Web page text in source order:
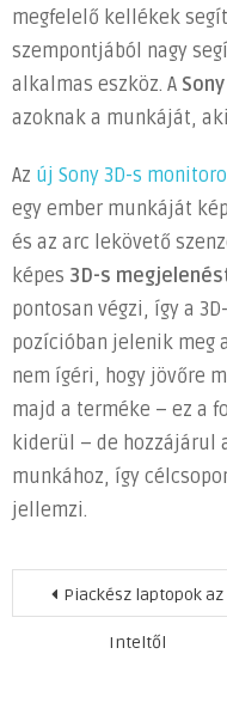
a
Sony
kínálatában
megfelelő kellékek
szempontjából nagy
alkalmas eszköz. A Sony
azoknak a munkáját,
Az új Sony 3D-s
egy ember munkáját
és az arc lekövető
képes 3D-s
pontosan végzi, így a
pozícióban jelenik meg
nem ígéri, hogy jövőre
majd a terméke – ez a
kiderül – de hozzájárul
munkához, így
jellemzi.
Bejegyzés
navigáció
Piackész laptopok az
Inteltől